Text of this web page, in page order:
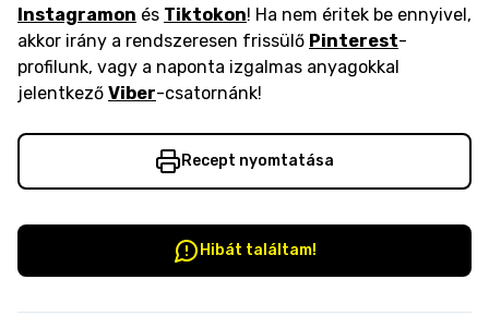
Instagramon és Tiktokon! Ha nem éritek be ennyivel,
akkor irány a rendszeresen frissülő Pinterest-
profilunk, vagy a naponta izgalmas anyagokkal
jelentkező Viber-csatornánk!
Recept nyomtatása
Hibát találtam!